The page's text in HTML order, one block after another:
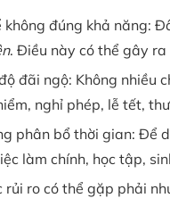
không đúng khả năng:
. Điều này có thể gây ra
đãi ngộ: Không nhiều
nghỉ phép, lễ tết,
phân bổ thời gian: Để
làm chính, học tập,
rủi ro có thể gặp phải